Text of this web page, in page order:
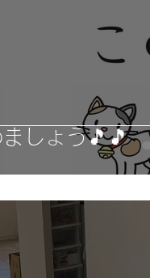
しょう🎵🎵